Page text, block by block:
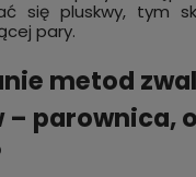
się pluskwy, tym
pary.
metod
– parownica,